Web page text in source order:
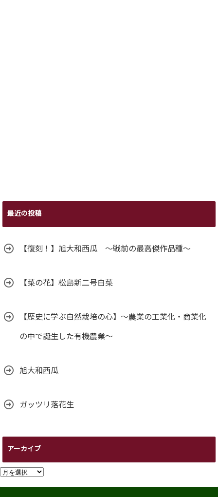
最近の投稿
【復刻！】旭大和西瓜 ～戦前の最高傑作品種～
【菜の花】松島新二号白菜
【歴史に学ぶ自然栽培の心】～農業の工業化・商業化
の中で誕生した有機農業～
旭大和西瓜
ガッツリ落花生
アーカイブ
ア
ー